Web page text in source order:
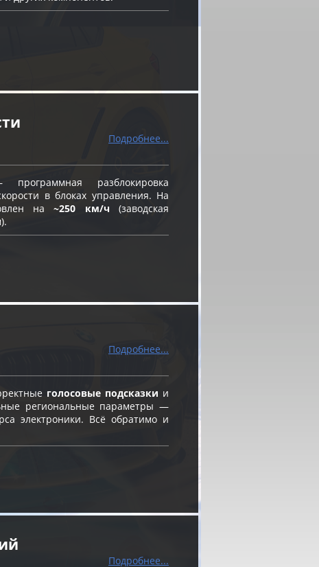
Подробнее...
разблокировка
в блоках управления. На
на~250 км/ч (заводская
Подробнее...
голосовые подсказки и
региональные параметры —
электроники. Всё обратимо и
Подробнее...